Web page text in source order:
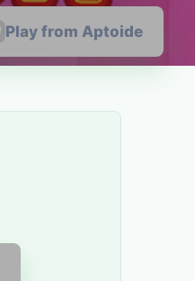
Play from Aptoide